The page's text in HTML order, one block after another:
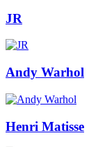
JR
Andy Warhol
Henri Matisse